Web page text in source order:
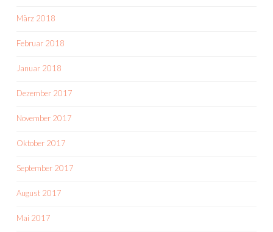
März 2018
Februar 2018
Januar 2018
Dezember 2017
November 2017
Oktober 2017
September 2017
August 2017
Mai 2017